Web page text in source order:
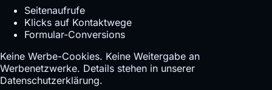
Seitenaufrufe
Klicks auf Kontaktwege
Formular-Conversions
Keine Werbe-Cookies. Keine Weitergabe an
Werbenetzwerke. Details stehen in unserer
Datenschutzerklärung.